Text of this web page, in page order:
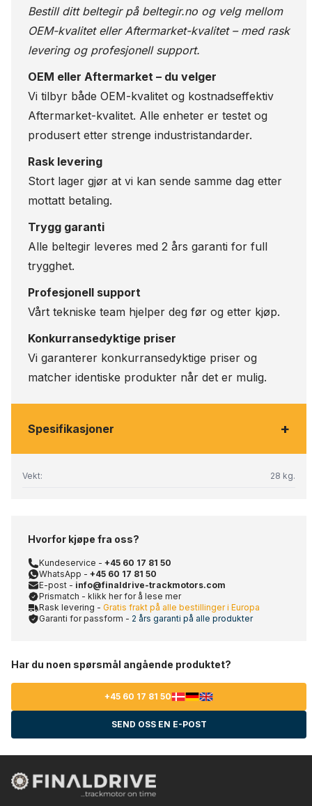
Bestill ditt beltegir på beltegir.no og velg mellom
OEM-kvalitet eller Aftermarket-kvalitet – med rask
levering og profesjonell support.
OEM eller Aftermarket – du velger
Vi tilbyr både OEM-kvalitet og kostnadseffektiv
Aftermarket-kvalitet. Alle enheter er testet og
produsert etter strenge industristandarder.
Rask levering
Stort lager gjør at vi kan sende samme dag etter
mottatt betaling.
Trygg garanti
Alle beltegir leveres med 2 års garanti for full
trygghet.
Profesjonell support
Vårt tekniske team hjelper deg før og etter kjøp.
Konkurransedyktige priser
Vi garanterer konkurransedyktige priser og
matcher identiske produkter når det er mulig.
Spesifikasjoner +
Vekt: 28 kg.
Hvorfor kjøpe fra oss?
Kundeservice - +45 60 17 81 50
WhatsApp - +45 60 17 81 50
E-post - info@finaldrive-trackmotors.com
Prismatch - klikk her for å lese mer
Rask levering - Gratis frakt på alle bestillinger i Europa
Garanti for passform - 2 års garanti på alle produkter
Har du noen spørsmål angående produktet?
+45 60 17 81 50
SEND OSS EN E-POST